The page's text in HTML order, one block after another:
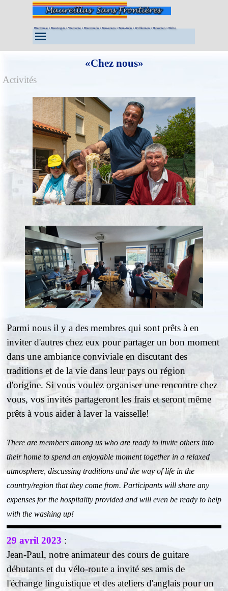
Aller au contenu
Bienvenue • Benvinguts • Welcome • Bienvenido • Benvenuto • Bemvindo • Willkomen • Velkomen • Fáilte
«Chez nous»
Activités
Parmi nous il y a des membres qui sont prêts à en
inviter d'autres chez eux pour partager un bon moment
dans une ambiance conviviale en discutant des
traditions et de la vie dans leur pays ou région
d'origine. Si vous voulez organiser une rencontre chez
vous, vos invités partageront les frais et seront même
prêts à vous aider à laver la vaisselle!
There are members among us who are ready to invite others into
their home to spend an enjoyable moment together in a relaxed
atmosphere, discussing traditions and the way of life in the
country/region that they come from. Participants will share any
expenses for the hospitality provided and will even be ready to help
with the washing up!
29 avril 2023 :
Jean-Paul, notre animateur des cours de guitare
débutants et du vélo-route a invité ses amis de
l'échange linguistique et des ateliers d'anglais pour un